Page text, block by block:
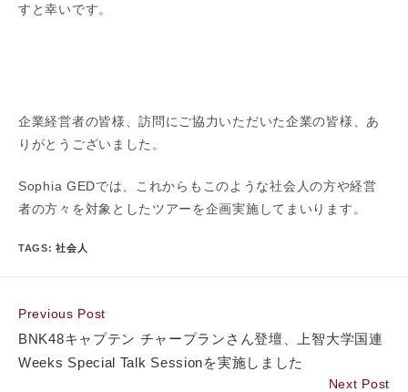
すと幸いです。
企業経営者の皆様、訪問にご協力いただいた企業の皆様、あ
りがとうございました。
Sophia GEDでは、これからもこのような社会人の方や経営
者の方々を対象としたツアーを企画実施してまいります。
TAGS:社会人
Read
articles
Previous Post
BNK48キャプテン チャープランさん登壇、上智大学国連
Weeks Special Talk Sessionを実施しました
Next Post